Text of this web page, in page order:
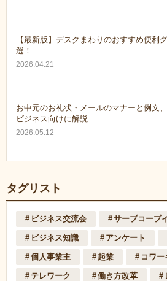
【最新版】デスクまわりのおすすめ便利
選！
2026.04.21
お中元のお礼状・メールのマナーと例文
ビジネス向けに解説
2026.05.12
タグリスト
ビジネス交流会 サーブコープ
ビジネス知識 アンケート
個人事業主 起業 コワ
テレワーク 働き方改革